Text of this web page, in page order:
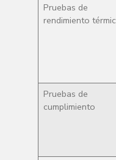
Pruebas de
rendimiento
Pruebas de
cumplimiento